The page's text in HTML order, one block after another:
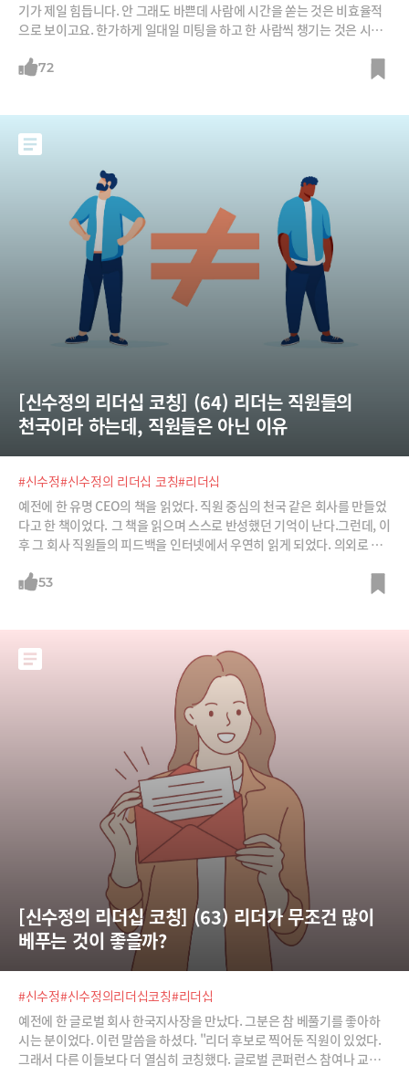
기가 제일 힘듭니다. 안 그래도 바쁜데 사람에 시간을 쏟는 것은 비효율적
으로 보이고요. 한가하게 일대일 미팅을 하고 한 사람씩 챙기는 것은 시간
더라고요. 그러니 아예 정을 주지 않는 게 속 편할 듯합니다."이에 필자가
72
[신수정의 리더십 코칭] (64) 리더는 직원들의
천국이라 하는데, 직원들은 아닌 이유
#신수정#신수정의 리더십 코칭#리더십
예전에 한 유명 CEO의 책을 읽었다. 직원 중심의 천국 같은 회사를 만들었
다고 한 책이었다. 그 책을 읽으며 스스로 반성했던 기억이 난다.그런데, 이
후 그 회사 직원들의 피드백을 인터넷에서 우연히 읽게 되었다. 의외로 그
가능성이 크지만 내게는 충격이었다. 예전 ‘성공시대’라는 프로가 있었다.
53
[신수정의 리더십 코칭] (63) 리더가 무조건 많이
베푸는 것이 좋을까?
#신수정#신수정의리더십코칭#리더십
예전에 한 글로벌 회사 한국지사장을 만났다. 그분은 참 베풀기를 좋아하
시는 분이었다. 이런 말씀을 하셨다. "리더 후보로 찍어둔 직원이 있었다.
그래서 다른 이들보다 더 열심히 코칭했다. 글로벌 콘퍼런스 참여나 교육